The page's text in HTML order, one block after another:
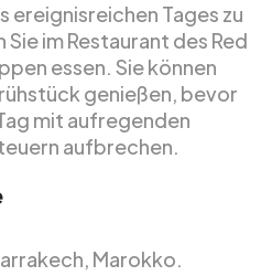
ereignisreichen Tages zu
im Restaurant des Red
essen. Sie können
genießen, bevor
mit aufregenden
aufbrechen.
Marokko.